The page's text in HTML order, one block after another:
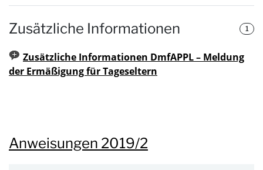
Anweisungen 2019/2
Zusätzliche Informationen 1
Zusätzliche Informationen DmfAPPL – Meldung
der Ermäßigung für Tageseltern